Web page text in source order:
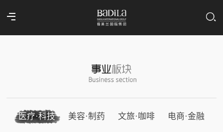
医疗·科技 美容·制药 文旅·咖啡 电商·金融